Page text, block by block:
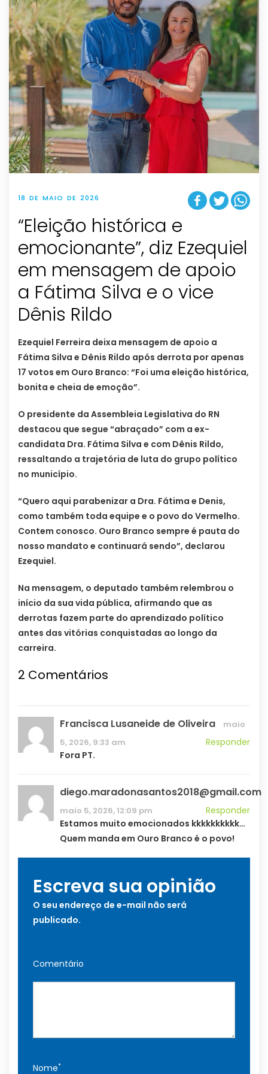
18 DE MAIO DE 2026
“Eleição histórica e
emocionante”, diz Ezequiel
em mensagem de apoio
a Fátima Silva e o vice
Dênis Rildo
Ezequiel Ferreira deixa mensagem de apoio a
Fátima Silva e Dênis Rildo após derrota por apenas
17 votos em Ouro Branco: “Foi uma eleição histórica,
bonita e cheia de emoção”.
O presidente da Assembleia Legislativa do RN
destacou que segue “abraçado” com a ex-
candidata Dra. Fátima Silva e com Dênis Rildo,
ressaltando a trajetória de luta do grupo político
no município.
“Quero aqui parabenizar a Dra. Fátima e Denis,
como também toda equipe e o povo do Vermelho.
Contem conosco. Ouro Branco sempre é pauta do
nosso mandato e continuará sendo”, declarou
Ezequiel.
Na mensagem, o deputado também relembrou o
início da sua vida pública, afirmando que as
derrotas fazem parte do aprendizado político
antes das vitórias conquistadas ao longo da
carreira.
2 Comentários
Francisca Lusaneide de Oliveira
maio
5, 2026, 9:33 am
Responder
Fora PT.
diego.maradonasantos2018@gmail.com
maio 5, 2026, 12:09 pm
Responder
Estamos muito emocionados kkkkkkkkkk…
Quem manda em Ouro Branco é o povo!
Escreva sua opinião
O seu endereço de e-mail não será
publicado.
Comentário
Nome*